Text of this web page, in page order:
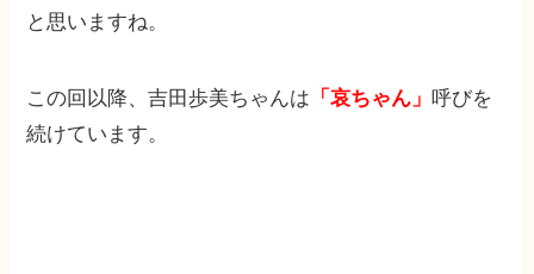
と思いますね。
この回以降、吉田歩美ちゃんは 「哀ちゃん」呼びを
続けています。